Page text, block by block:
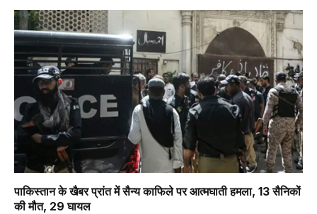
पाकिस्तान के खैबर प्रांत में सैन्य काफिले पर आत्मघाती हमला, 13 सैनिकों
की मौत, 29 घायल